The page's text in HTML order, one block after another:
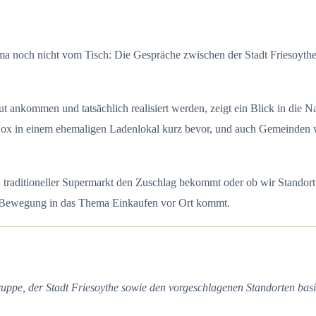
noch nicht vom Tisch: Die Gespräche zwischen der Stadt
ankommen und tatsächlich realisiert werden, zeigt ein Blick in die
in einem ehemaligen Ladenlokal kurz bevor, und auch
Supermarkt den Zuschlag bekommt oder ob wir
in das Thema Einkaufen vor Ort kommt.
der Stadt Friesoythe sowie den vorgeschlagenen Standorten